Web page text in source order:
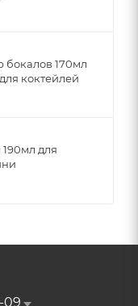
бокалов 170мл
коктейлей
190мл для
09